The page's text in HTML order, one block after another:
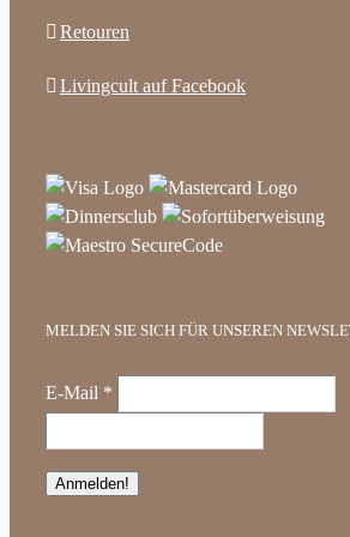
Retouren
Livingcult auf Facebook
MELDEN SIE SICH FÜR UNSEREN
E-Mail *